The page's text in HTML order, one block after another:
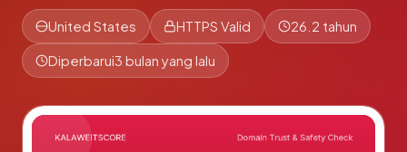
United States HTTPS Valid 26.2 tahun
Diperbarui3 bulan yang lalu